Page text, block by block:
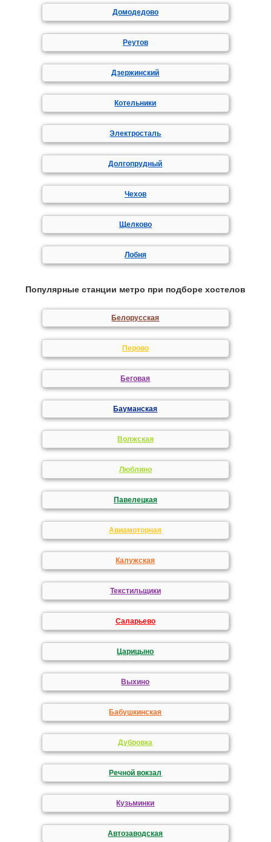
Домодедово
Реутов
Дзержинский
Котельники
Электросталь
Долгопрудный
Чехов
Щелково
Лобня
Популярные станции метро при подборе хостелов
Белорусская
Перово
Беговая
Бауманская
Волжская
Люблино
Павелецкая
Авиамоторная
Калужская
Текстильщики
Саларьево
Царицыно
Выхино
Бабушкинская
Дубровка
Речной вокзал
Кузьминки
Автозаводская